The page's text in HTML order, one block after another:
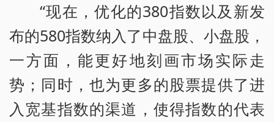
“现在，优化的380指数以及新发
布的580指数纳入了中盘股、小盘股，
一方面，能更好地刻画市场实际走
势；同时，也为更多的股票提供了进
入宽基指数的渠道，使得指数的代表